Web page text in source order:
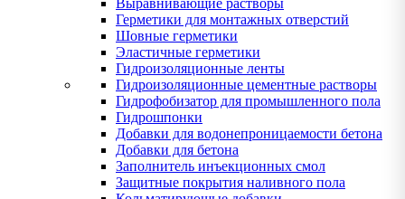
Герметики для монтажных отверстий
Шовные герметики
Эластичные герметики
Гидроизоляционные ленты
Гидроизоляционные цементные растворы
Гидрофобизатор для промышленного пола
Гидрошпонки
Добавки для водонепроницаемости бетона
Добавки для бетона
Заполнитель инъекционных смол
Защитные покрытия наливного пола